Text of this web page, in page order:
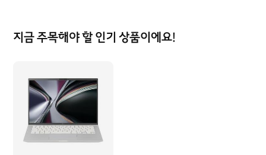
지금 주목해야 할 인기 상품이에요!